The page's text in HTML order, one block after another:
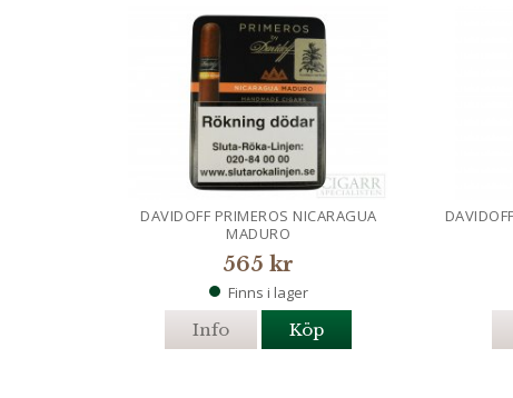
DAVIDOFF PRIMEROS NICARAGUA
MADURO
565 kr
Finns i lager
Info Köp